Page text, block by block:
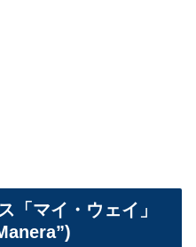
「マイ・ウェイ」